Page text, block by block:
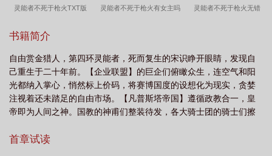
灵能者不死于枪火TXT版 灵能者不死于枪火有女主吗 灵能者不死于枪火无错
六大道途
女主 灵能者不死于枪火道途 灵能者不死于枪火 笔趣阁 灵能者不死于枪火
灵能者不死于枪火精校 灵能者不死于枪火免费阅读 灵能者不死于枪火
完整阅读 灵能者不死于枪火主角能力 灵能者不死于枪火 二重渔者 灵能者
不死于枪火TXT免费 灵能者不死于枪火资源 灵能者不死于枪火起点
书籍简介
自由赏金猎人，第四环灵能者，死而复生的宋识睁开眼睛，发现自
己重生于二十年前。【企业联盟】的巨企们俯瞰众生，连空气和阳
光都纳入掌心，悄然标上价码，将赛博国度的设想化为现实，贪婪
注视着还未踏足的自由市场。【凡普斯塔帝国】遵循政教合一，皇
帝即为人间之神。国教的神甫们整装待发，各大骑士团的骑士们擦
光。还有内部矛盾越发激烈的【泛东大陆联合体】、理想乌托邦
首章试读